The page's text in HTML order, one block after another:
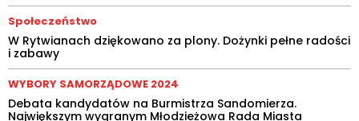
Społeczeństwo
W Rytwianach dziękowano za plony. Dożynki pełne radości
i zabawy
WYBORY SAMORZĄDOWE 2024
Debata kandydatów na Burmistrza Sandomierza.
Największym wygranym Młodzieżowa Rada Miasta